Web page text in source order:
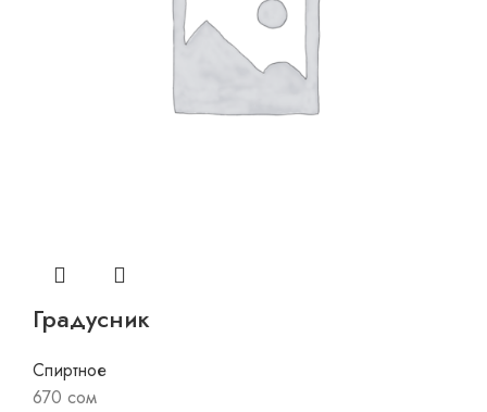
Градусник
Спиртное
670 сом